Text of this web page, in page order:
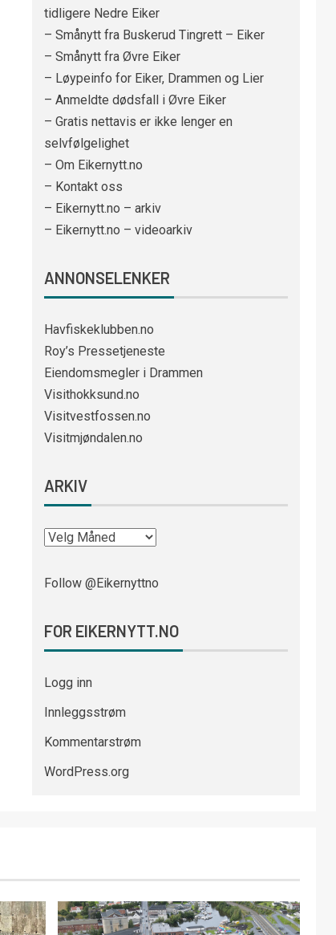
tidligere Nedre Eiker
– Smånytt fra Buskerud Tingrett – Eiker
– Smånytt fra Øvre Eiker
– Løypeinfo for Eiker, Drammen og Lier
– Anmeldte dødsfall i Øvre Eiker
– Gratis nettavis er ikke lenger en
selvfølgelighet
– Om Eikernytt.no
– Kontakt oss
– Eikernytt.no – arkiv
– Eikernytt.no – videoarkiv
ANNONSELENKER
Havfiskeklubben.no
Roy’s Pressetjeneste
Eiendomsmegler i Drammen
Visithokksund.no
Visitvestfossen.no
Visitmjøndalen.no
ARKIV
Follow @Eikernyttno
FOR EIKERNYTT.NO
Logg inn
Innleggsstrøm
Kommentarstrøm
WordPress.org